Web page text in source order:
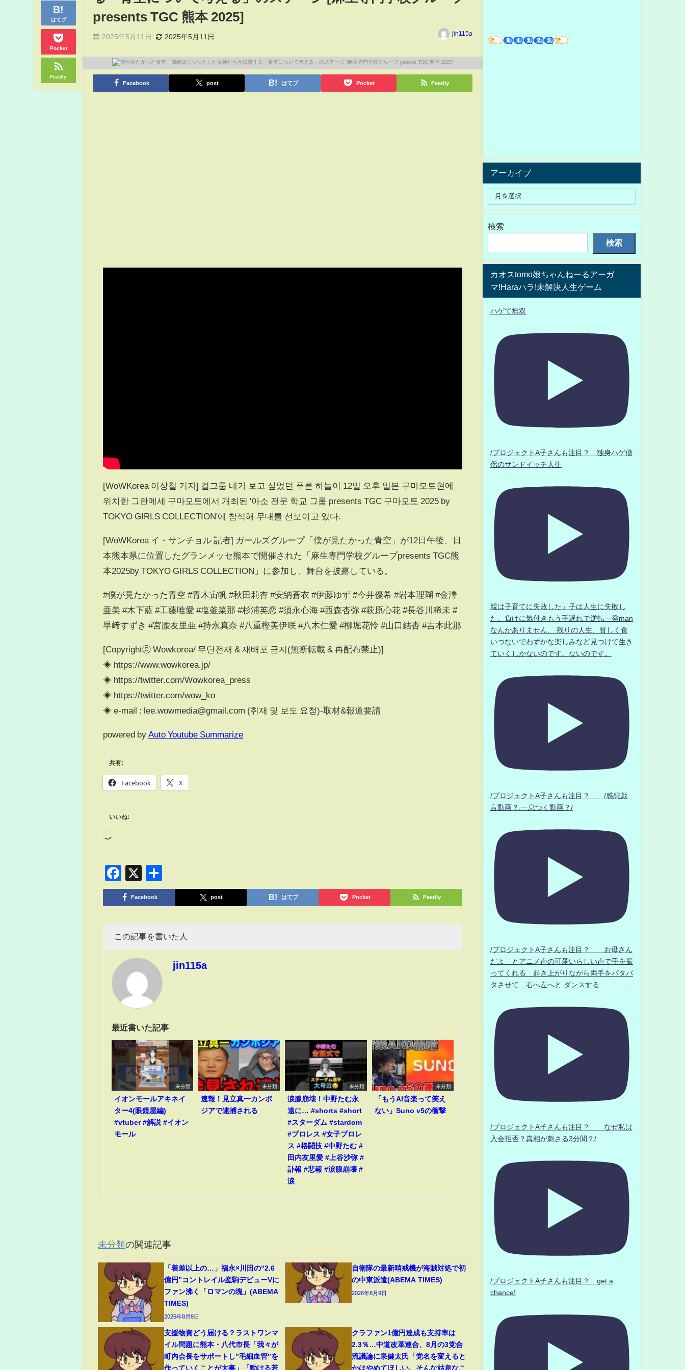
はてブ
Pocket
Feedly
presents TGC 熊本 2025]
2025年5月11日 2025年5月11日 jin115a
Facebook post はてブ Pocket Feedly
[WoWKorea 이상철 기자] 걸그룹 내가 보고 싶었던 푸른 하늘이 12일 오후 일본 구마모토현에
위치한 그란메세 구마모토에서 개최된 '아소 전문 학교 그룹 presents TGC 구마모토 2025 by
TOKYO GIRLS COLLECTION'에 참석해 무대를 선보이고 있다.
[WoWKorea イ・サンチョル 記者] ガールズグループ「僕が見たかった⻘空」が12日午後、日
本熊本県に位置したグランメッセ熊本で開催された「麻生専門学校グループpresents TGC熊
本2025by TOKYO GIRLS COLLECTION」に参加し、舞台を披露している。
#僕が見たかった青空 #青木宙帆 #秋田莉杏 #安納蒼衣 #伊藤ゆず #今井優希 #岩本理瑚 #金澤
亜美 #木下藍 #工藤唯愛 #塩釜菜那 #杉浦英恋 #須永心海 #西森杏弥 #萩原心花 #長谷川稀未 #
早﨑すずき #宮腰友里亜 #持永真奈 #八重樫美伊咲 #八木仁愛 #柳堀花怜 #山口結杏 #吉本此那
[Copyrightⓒ Wowkorea/ 무단전재 & 재배포 금지(無断転載 & 再配布禁止)]
◈ https://www.wowkorea.jp/
◈ https://twitter.com/Wowkorea_press
◈ https://twitter.com/wow_ko
◈ e-mail : lee.wowmedia@gmail.com (취재 및 보도 요청)-取材&報道要請
powered by Auto Youtube Summarize
共有:
Facebook X
いいね:
Facebook
X
有
Facebook post はてブ Pocket Feedly
この記事を書いた人
jin115a
最近書いた記事
未分類
イオンモールアキネイ
ター4(眼鏡屋編)
#vtuber #解説 #イオン
モール
未分類
速報！見立真一カンボ
ジアで逮捕される
未分類
涙腺崩壊！中野たむ永
遠に… #shorts #short
#スターダム #stardom
#プロレス #女子プロレ
ス #格闘技 #中野たむ #
田内友里愛 #上谷沙弥 #
訃報 #悲報 #涙腺崩壊 #
涙
未分類
「もうAI音楽って笑え
ない」Suno v5の衝撃
未分類の関連記事
「着差以上の…」福永×川田の“2.6
億円”コントレイル産駒デビューVに
ファン沸く「ロマンの塊」(ABEMA
TIMES)
2026年8月9日
自衛隊の最新哨戒機が海賊対処で初
の中東派遣(ABEMA TIMES)
2026年8月9日
支援物資どう届ける？ラストワンマ
イル問題に熊本・八代市長「我々が
町内会長をサポートし”毛細血管”を
作っていくことが大事」「動ける若
クラファン1億円達成も支持率は
2.3％…中道改革連合、8月の3党合
流議論に泉健太氏「党名を変えると
かはやめてほしい。そんな姑息なこ
アーカイブ
検索
検索
カオスtomo娘ちゃんねーるアーガ
マ!Haraハラ!未解決人生ゲーム
ハゲて無双
/プロジェクトA子さんも注目？ 独身ハゲ僧
侶のサンドイッチ人生
親は子育てに失敗した」子は人生に失敗し
た。負けに気付きもう手遅れで逆転一発man
なんかありません、 残りの人生、貧しく食
いつないでわずかな楽しみなど見つけて生き
ていくしかないのです。ないのです。
/プロジェクトA子さんも注目？ /感想戯
言動画？.一息つく動画？/
/プロジェクトA子さんも注目？ お母さん
だよ とアニメ声の可愛いらしい声で手を振
ってくれる 起き上がりながら両手をパタパ
タさせて 右へ左へと ダンスする
/プロジェクトA子さんも注目？ なぜ私は
入会拒否？真相が刺さる3分間？/
/プロジェクトA子さんも注目？ get a
chance!